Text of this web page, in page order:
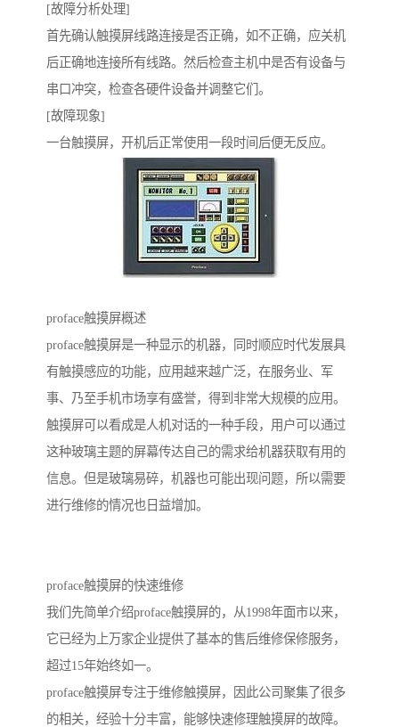
[故障分析处理]
首先确认触摸屏线路连接是否正确，如不正确，应关机
后正确地连接所有线路。然后检查主机中是否有设备与
串口冲突，检查各硬件设备并调整它们。
[故障现象]
一台触摸屏，开机后正常使用一段时间后便无反应。
proface触摸屏概述
proface触摸屏是一种显示的机器，同时顺应时代发展具
有触摸感应的功能，应用越来越广泛，在服务业、军
事、乃至手机市场享有盛誉，得到非常大规模的应用。
触摸屏可以看成是人机对话的一种手段，用户可以通过
这种玻璃主题的屏幕传达自己的需求给机器获取有用的
信息。但是玻璃易碎，机器也可能出现问题，所以需要
进行维修的情况也日益增加。
proface触摸屏的快速维修
我们先简单介绍proface触摸屏的，从1998年面市以来，
它已经为上万家企业提供了基本的售后维修保修服务，
超过15年始终如一。
proface触摸屏专注于维修触摸屏，因此公司聚集了很多
的相关，经验十分丰富，能够快速修理触摸屏的故障。